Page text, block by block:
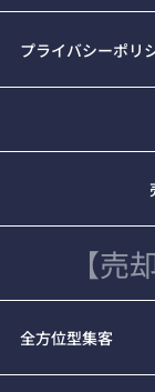
プライバシーポリ
【売
全方位型集客